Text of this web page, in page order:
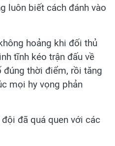
luôn biết cách đánh vào
hoảng khi đối thủ
tĩnh kéo trận đấu về
đúng thời điểm, rồi tăng
mọi hy vọng phản
đã quá quen với các